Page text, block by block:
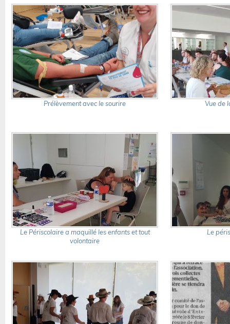
Prélèvement avec le sourire Vue de
Le Périscolaire a maquillé les enfants et tout
volontaire
Le